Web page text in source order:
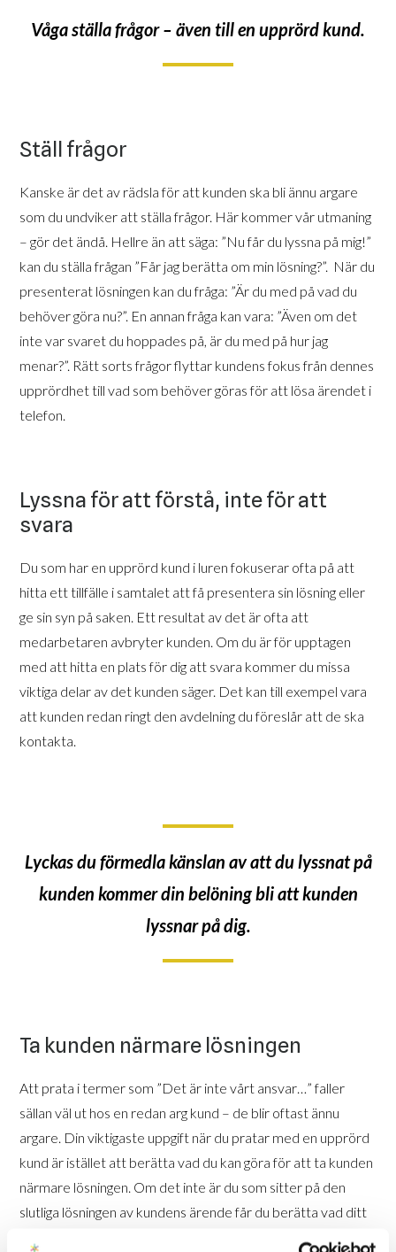
Våga ställa frågor – även till en upprörd kund.
Ställ frågor
Kanske är det av rädsla för att kunden ska bli ännu argare
som du undviker att ställa frågor. Här kommer vår utmaning
– gör det ändå. Hellre än att säga: ”Nu får du lyssna på mig!”
kan du ställa frågan ”Får jag berätta om min lösning?”. När du
presenterat lösningen kan du fråga: ”Är du med på vad du
behöver göra nu?”. En annan fråga kan vara: ”Även om det
inte var svaret du hoppades på, är du med på hur jag
menar?”. Rätt sorts frågor flyttar kundens fokus från dennes
upprördhet till vad som behöver göras för att lösa ärendet i
telefon.
Lyssna för att förstå, inte för att
svara
Du som har en upprörd kund i luren fokuserar ofta på att
hitta ett tillfälle i samtalet att få presentera sin lösning eller
ge sin syn på saken. Ett resultat av det är ofta att
medarbetaren avbryter kunden. Om du är för upptagen
med att hitta en plats för dig att svara kommer du missa
viktiga delar av det kunden säger. Det kan till exempel vara
att kunden redan ringt den avdelning du föreslår att de ska
kontakta.
Lyckas du förmedla känslan av att du lyssnat på
kunden kommer din belöning bli att kunden
lyssnar på dig.
Ta kunden närmare lösningen
Att prata i termer som ”Det är inte vårt ansvar…” faller
sällan väl ut hos en redan arg kund – de blir oftast ännu
argare. Din viktigaste uppgift när du pratar med en upprörd
kund är istället att berätta vad du kan göra för att ta kunden
närmare lösningen. Om det inte är du som sitter på den
slutliga lösningen av kundens ärende får du berätta vad ditt